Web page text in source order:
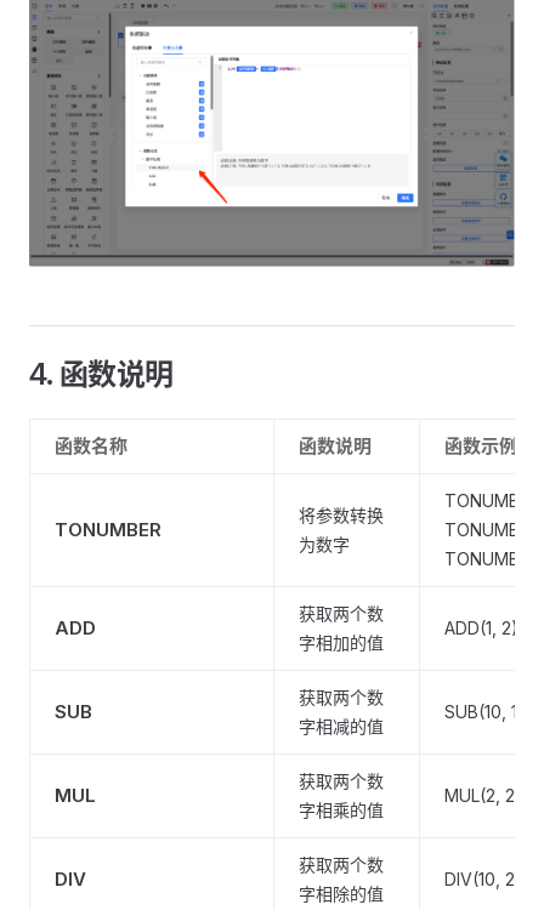
4. 函数说明
函数名称 函数说明 函数示例
TONUMBER
将参数转换
为数字
ADD
获取两个数
字相加的值
ADD(1, 2) =
SUB
获取两个数
字相减的值
SUB(10, 1)
MUL
获取两个数
字相乘的值
MUL(2, 2) =
DIV
获取两个数
字相除的值
DIV(10, 2) =